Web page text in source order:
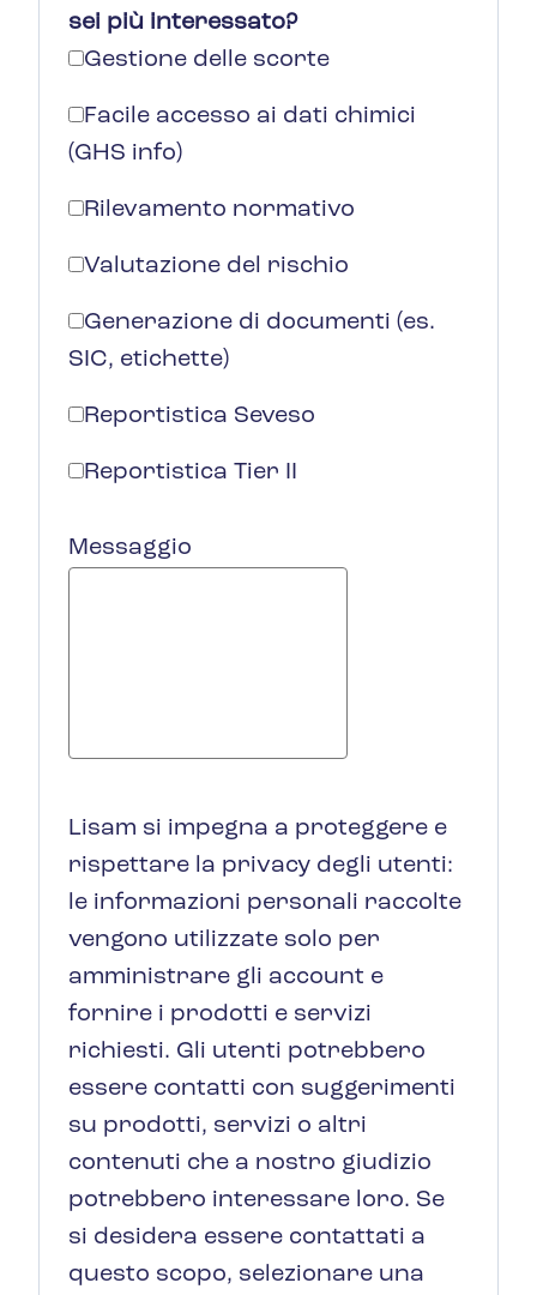
sei più interessato?
Gestione delle scorte
Facile accesso ai dati chimici
(GHS info)
Rilevamento normativo
Valutazione del rischio
Generazione di documenti (es.
SIC, etichette)
Reportistica Seveso
Reportistica Tier II
Messaggio
Lisam si impegna a proteggere e
rispettare la privacy degli utenti:
le informazioni personali raccolte
vengono utilizzate solo per
amministrare gli account e
fornire i prodotti e servizi
richiesti. Gli utenti potrebbero
essere contatti con suggerimenti
su prodotti, servizi o altri
contenuti che a nostro giudizio
potrebbero interessare loro. Se
si desidera essere contattati a
questo scopo, selezionare una